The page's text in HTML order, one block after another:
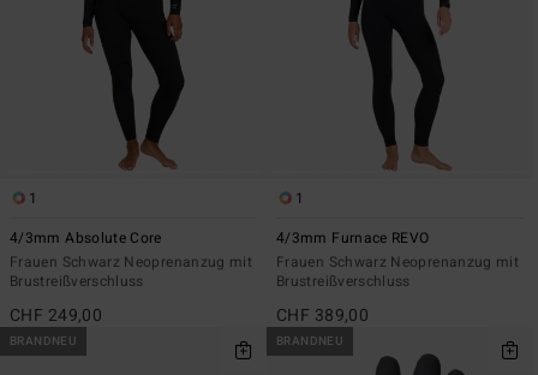
1
4/3mm Absolute Core
Frauen Schwarz Neoprenanzug mit
Brustreißverschluss
CHF 249,00
1
4/3mm Furnace REVO
Frauen Schwarz Neoprenanzug mit
Brustreißverschluss
CHF 389,00
BRANDNEU BRANDNEU